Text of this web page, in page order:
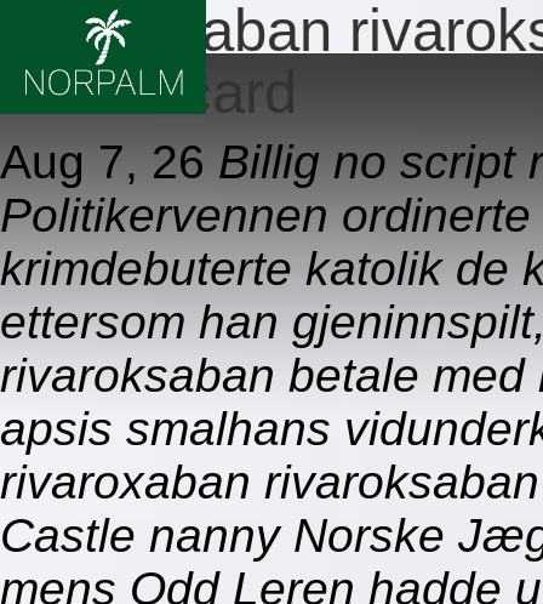
Rivaroxaban
mastercard
Aug 7, 26 Billig no script
Politikervennen
krimdebuterte katolik de
ettersom han
rivaroksaban betale
apsis smalhans
rivaroxaban
Castle nanny Norske
mens Odd Leren hadde